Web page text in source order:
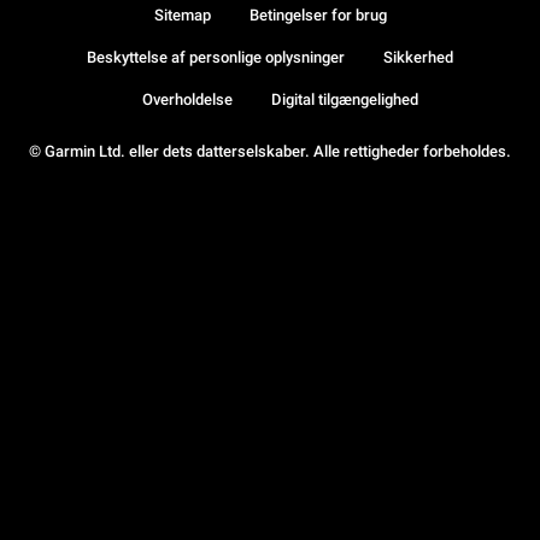
© Garmin Ltd. eller dets datterselskaber. Alle rettigheder forbeholdes.
Sitemap Betingelser for brug
Beskyttelse af personlige oplysninger Sikkerhed
Overholdelse Digital tilgængelighed